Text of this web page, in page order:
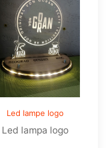
Led lampe logo
Led lampa logo